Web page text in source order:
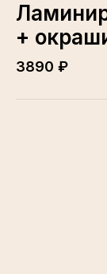
+
3890 ₽